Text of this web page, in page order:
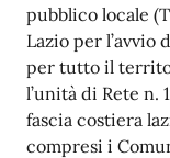
pubblico locale
Lazio per
per tutto il
l’unità di Rete n.
fascia costiera
compresi i